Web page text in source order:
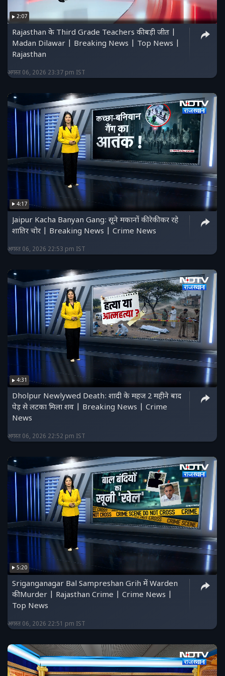
हमारे फेसबुक पेज को लाइक करें :
https://www.facebook.com/ndtvrajasthanofficial
हमें ट्विटर पर फॉलो करें :
https://twitter.com/NDTV_Rajasthan
2:07
Rajasthan के Third Grade Teachers की बड़ी जीत |
Madan Dilawar | Breaking News | Top News |
Rajasthan
अगस्त 06, 2026 23:37 pm IST
4:17
Jaipur Kacha Banyan Gang: सूने मकानों की रेकी कर रहे
शातिर चोर | Breaking News | Crime News
अगस्त 06, 2026 22:53 pm IST
4:31
Dholpur Newlywed Death: शादी के महज 2 महीने बाद
पेड़ से लटका मिला शव | Breaking News | Crime
News
अगस्त 06, 2026 22:52 pm IST
5:20
Sriganganagar Bal Sampreshan Grih में Warden
की Murder | Rajasthan Crime | Crime News |
Top News
अगस्त 06, 2026 22:51 pm IST